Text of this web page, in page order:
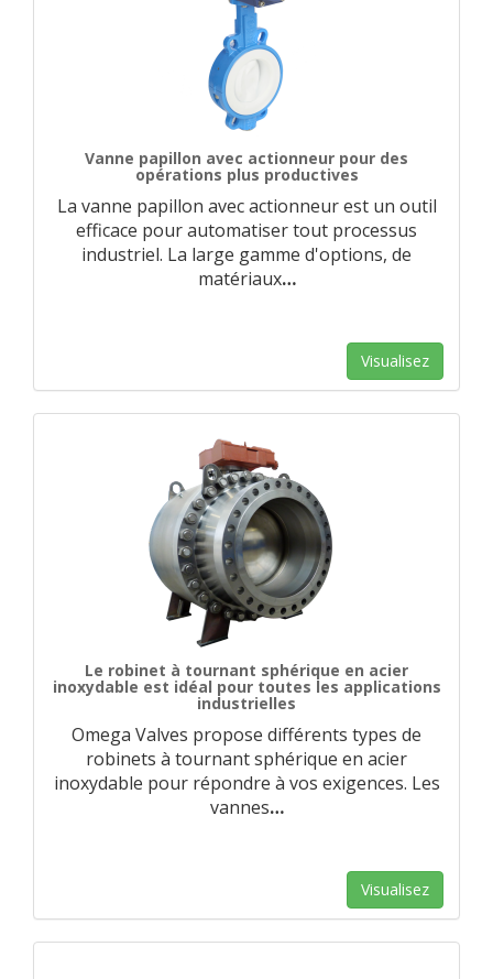
Vanne papillon avec actionneur pour des
opérations plus productives
La vanne papillon avec actionneur est un outil
efficace pour automatiser tout processus
industriel. La large gamme d'options, de
matériaux…
Visualisez
Le robinet à tournant sphérique en acier
inoxydable est idéal pour toutes les applications
industrielles
Omega Valves propose différents types de
robinets à tournant sphérique en acier
inoxydable pour répondre à vos exigences. Les
vannes…
Visualisez